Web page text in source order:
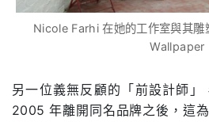
Nicole Farhi 在她的工作室與其
Wallpaper
另一位義無反顧的「前設計師
2005 年離開同名品牌之後，這